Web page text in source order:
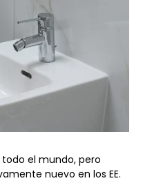
el mundo, pero
nuevo en los EE.